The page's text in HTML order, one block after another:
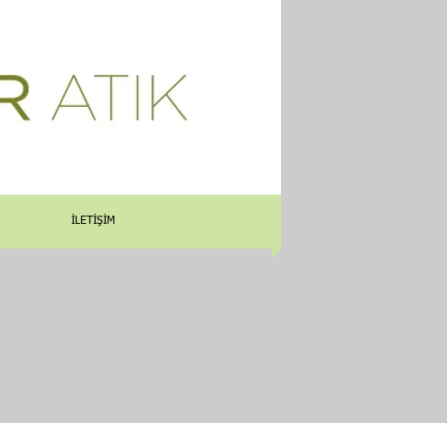
İLETİŞİM